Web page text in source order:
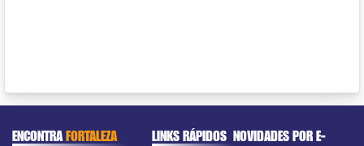
ENCONTRAFORTALEZA LINKS RÁPIDOS NOVIDADES POR E-